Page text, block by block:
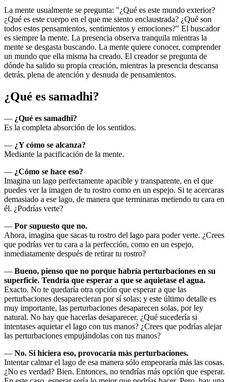
La mente usualmente se pregunta: "¿Qué es este mundo exterior?
¿Qué es este cuerpo en el que me siento enclaustrada? ¿Qué son
todos estos pensamientos, sentimientos y emociones?" El buscador
es siempre la mente. La presencia observa tranquila mientras la
mente se desgasta buscando. La mente quiere conocer, comprender
un mundo que ella misma ha creado. El creador se pregunta de
dónde ha salido su propia creación, mientras la presencia descansa
detrás, plena de atención y desnuda de pensamientos.
¿Qué es samadhi?
― ¿Qué es samadhi?
Es la completa absorción de los sentidos.
― ¿Y cómo se alcanza?
Mediante la pacificación de la mente.
― ¿Cómo se hace eso?
Imagina un lago perfectamente apacible y transparente, en el que
puedes ver la imagen de tu rostro como en un espejo. Si te acercaras
demasiado a ese lago, de manera que terminaras metiendo tu cara en
él. ¿Podrías verte?
― Por supuesto que no.
Ahora, imagina que sacas tu rostro del lago para poder verte. ¿Crees
que podrías ver tu cara a la perfección, como en un espejo,
inmediatamente después de retirar tu rostro?
― Bueno, pienso que no porque habría perturbaciones en su
superficie. Tendría que esperar a que se aquietase el agua.
Exacto. No te quedaría otra opción que esperar a que las
perturbaciones desaparecieran por sí solas; y este último detalle es
muy importante, las perturbaciones desaparecen solas, por ley
natural. No hay que hacerlas desaparecer. ¿Qué sucedería si
intentases aquietar el lago con tus manos? ¿Crees que podrías alejar
las perturbaciones empujándolas con tus manos?
― No. Si hiciera eso, provocaría más perturbaciones.
Intentar calmar el lago de esa manera sólo empeoraría más las cosas.
¿No es verdad? Bien. Entonces, no tendrías más opción que esperar.